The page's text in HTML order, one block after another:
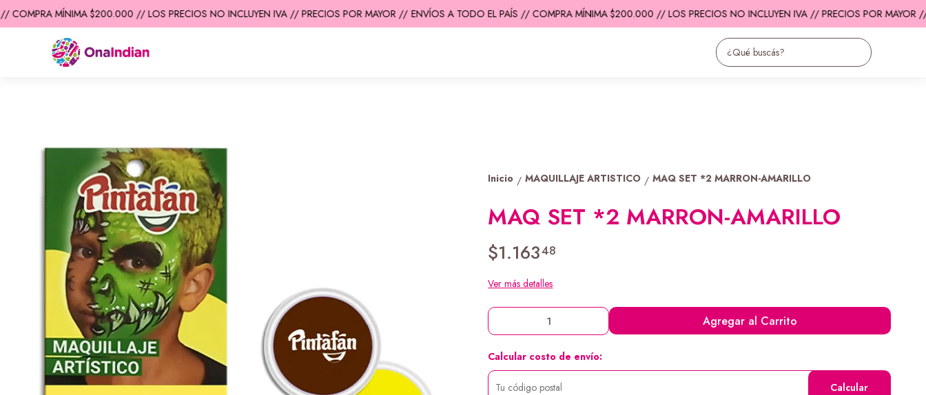
MÍNIMA $200.000 // LOS PRECIOS NO INCLUYEN IVA // PRECIOS POR MAYOR // ENVÍOS A TODO EL PAÍS // COMPRA MÍNIMA $200.000 // LOS PRECIOS NO INCLUYEN IVA // PRECIOS POR MAYOR //
Inicio / MAQUILLAJE ARTISTICO / MAQ SET *2 MARRON-AMARILLO
MAQ SET *2 MARRON-AMARILLO
$1.16348
Ver más detalles
Agregar al Carrito
Calcular costo de envío:
Calcular